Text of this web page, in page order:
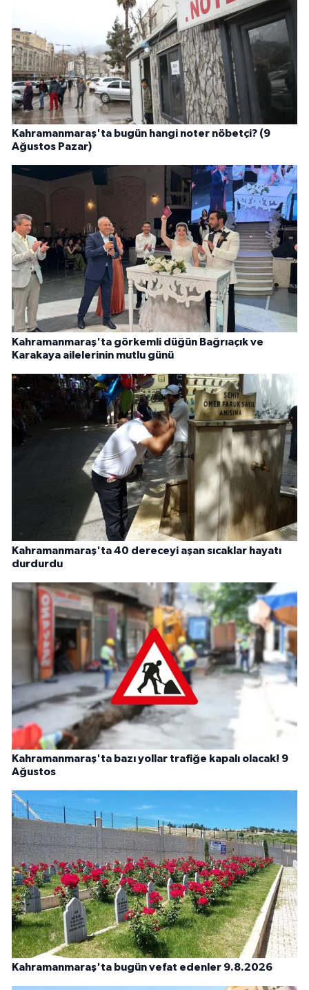
Kahramanmaraş'ta bugün hangi noter nöbetçi? (9
Ağustos Pazar)
Kahramanmaraş'ta görkemli düğün Bağrıaçık ve
Karakaya ailelerinin mutlu günü
Kahramanmaraş'ta 40 dereceyi aşan sıcaklar hayatı
durdurdu
Kahramanmaraş'ta bazı yollar trafiğe kapalı olacak! 9
Ağustos
Kahramanmaraş'ta bugün vefat edenler 9.8.2026